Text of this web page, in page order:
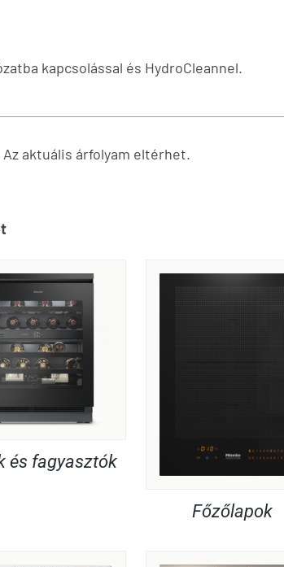
kapcsolással és HydroCleannel.
aktuális árfolyam eltérhet.
és fagyasztók
Főzőlapok